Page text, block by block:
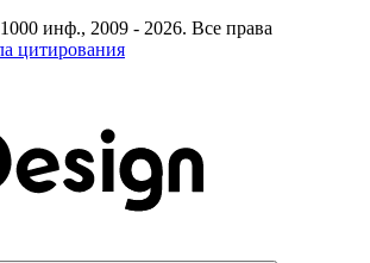
инф., 2009 - 2026. Все права
цитирования